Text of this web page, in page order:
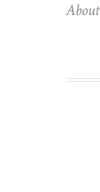
About